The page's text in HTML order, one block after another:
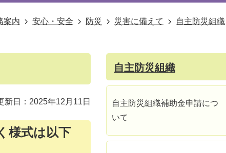
案内 安心・安全 防災 災害に備えて
自主防災組織
新日：2025年12月11日
様式は以下
自主防災組織
自主防災組織補助金申請につ
いて